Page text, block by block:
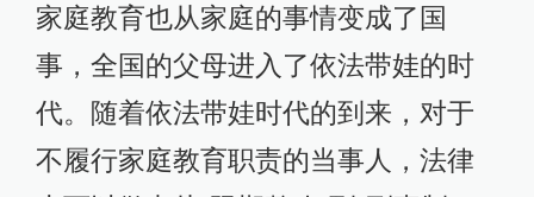
家庭教育也从家庭的事情变成了国
事，全国的父母进入了依法带娃的时
代。随着依法带娃时代的到来，对于
不履行家庭教育职责的当事人，法律